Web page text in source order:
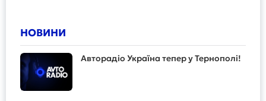
НОВИНИ
Авторадіо Україна тепер у Тернополі!